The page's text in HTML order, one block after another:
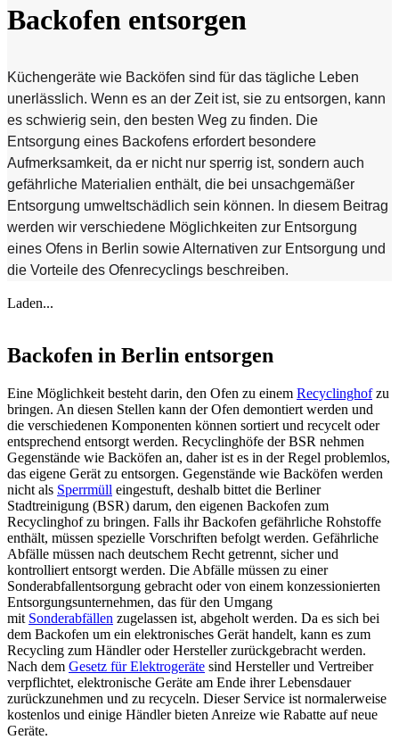
Backofen entsorgen
Küchengeräte wie Backöfen sind für das tägliche Leben
unerlässlich. Wenn es an der Zeit ist, sie zu entsorgen, kann
es schwierig sein, den besten Weg zu finden. Die
Entsorgung eines Backofens erfordert besondere
Aufmerksamkeit, da er nicht nur sperrig ist, sondern auch
gefährliche Materialien enthält, die bei unsachgemäßer
Entsorgung umweltschädlich sein können. In diesem Beitrag
werden wir verschiedene Möglichkeiten zur Entsorgung
eines Ofens in Berlin sowie Alternativen zur Entsorgung und
die Vorteile des Ofenrecyclings beschreiben.
Laden...
Backofen in Berlin entsorgen
Eine Möglichkeit besteht darin, den Ofen zu einem Recyclinghofzu
bringen. An diesen Stellen kann der Ofen demontiert werden und
die verschiedenen Komponenten können sortiert und recycelt oder
entsprechend entsorgt werden. Recyclinghöfe der BSR nehmen
Gegenstände wie Backöfen an, daher ist es in der Regel problemlos,
das eigene Gerät zu entsorgen. Gegenstände wie Backöfen werden
nicht als Sperrmüll eingestuft, deshalb bittet die Berliner
Stadtreinigung (BSR) darum, den eigenen Backofen zum
Recyclinghof zu bringen. Falls ihr Backofen gefährliche Rohstoffe
enthält, müssen spezielle Vorschriften befolgt werden. Gefährliche
Abfälle müssen nach deutschem Recht getrennt, sicher und
kontrolliert entsorgt werden. Die Abfälle müssen zu einer
Sonderabfallentsorgung gebracht oder von einem konzessionierten
Entsorgungsunternehmen, das für den Umgang
mit Sonderabfällen zugelassen ist, abgeholt werden. Da es sich bei
dem Backofen um ein elektronisches Gerät handelt, kann es zum
Recycling zum Händler oder Hersteller zurückgebracht werden.
Nach dem Gesetz für Elektrogeräte sind Hersteller und Vertreiber
verpflichtet, elektronische Geräte am Ende ihrer Lebensdauer
zurückzunehmen und zu recyceln. Dieser Service ist normalerweise
kostenlos und einige Händler bieten Anreize wie Rabatte auf neue
Geräte.